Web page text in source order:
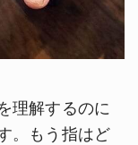
理解するのに
。もう指はど